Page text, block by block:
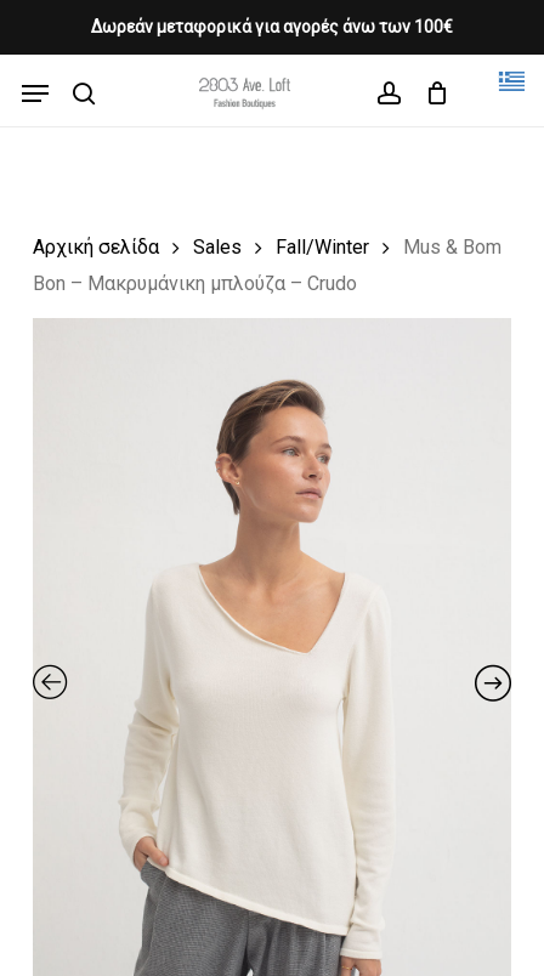
Δωρεάν μεταφορικά για αγορές άνω των 100€
content
Menu
Cart CLOSE
CART
Αρχική σελίδα Sales Fall/Winter
Mus & Bom
Bon – Μακρυμάνικη μπλούζα – Crudo
Close